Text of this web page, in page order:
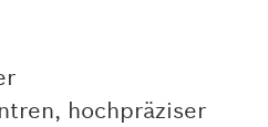
hochpräziser